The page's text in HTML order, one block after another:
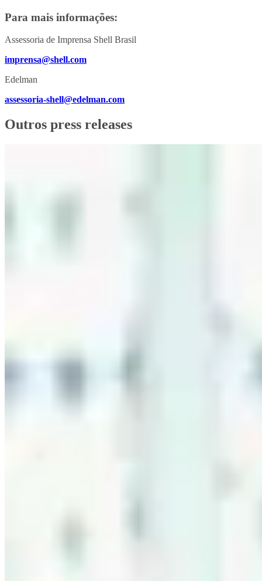
Para mais informações:
Assessoria de Imprensa Shell Brasil
imprensa@shell.com
Edelman
assessoria-shell@edelman.com
Outros press releases